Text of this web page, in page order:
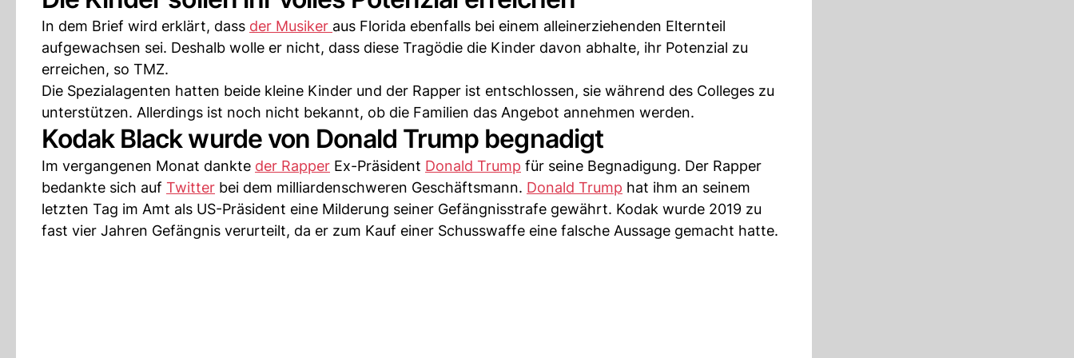
In dem Brief wird erklärt, dass der Musiker aus Florida ebenfalls bei einem alleinerziehenden Elternteil
aufgewachsen sei. Deshalb wolle er nicht, dass diese Tragödie die Kinder davon abhalte, ihr Potenzial zu
erreichen, so TMZ.
Die Spezialagenten hatten beide kleine Kinder und der Rapper ist entschlossen, sie während des Colleges zu
unterstützen. Allerdings ist noch nicht bekannt, ob die Familien das Angebot annehmen werden.
Kodak Black wurde von Donald Trump begnadigt
Im vergangenen Monat dankte der Rapper Ex-Präsident Donald Trump für seine Begnadigung. Der Rapper
bedankte sich auf Twitter bei dem milliardenschweren Geschäftsmann. Donald Trump hat ihm an seinem
letzten Tag im Amt als US-Präsident eine Milderung seiner Gefängnisstrafe gewährt. Kodak wurde 2019 zu
fast vier Jahren Gefängnis verurteilt, da er zum Kauf einer Schusswaffe eine falsche Aussage gemacht hatte.